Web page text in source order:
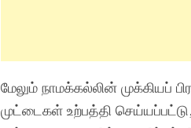
மேலும் நாமக்கல்லின் முக்கியப்
முட்டைகள் உற்பத்தி